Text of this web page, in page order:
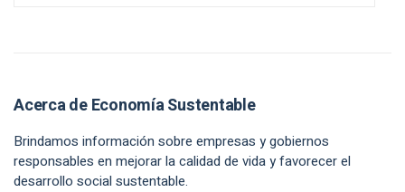
Acerca de Economía Sustentable
Brindamos información sobre empresas y gobiernos
responsables en mejorar la calidad de vida y favorecer el
desarrollo social sustentable.